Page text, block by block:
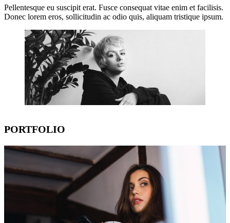
Pellentesque eu suscipit erat. Fusce consequat vitae enim et facilisis.
Donec lorem eros, sollicitudin ac odio quis, aliquam tristique ipsum.
PORTFOLIO